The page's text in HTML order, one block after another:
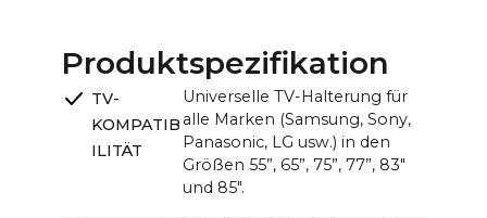
CANVAS-Einheit (B x H x T):
~121,0 x ~33,0 x ~12,0cm (11,0cm ohne Halterung) /
~47.6 x ~13.0 x ~4.7 in (4.3 in ohne Halterung)
Produktspezifikation
TV-
KOMPATIB
ILITÄT
Universelle TV-Halterung für
alle Marken (Samsung, Sony,
Panasonic, LG usw.) in den
Größen 55”, 65”, 75”, 77”, 83"
und 85".